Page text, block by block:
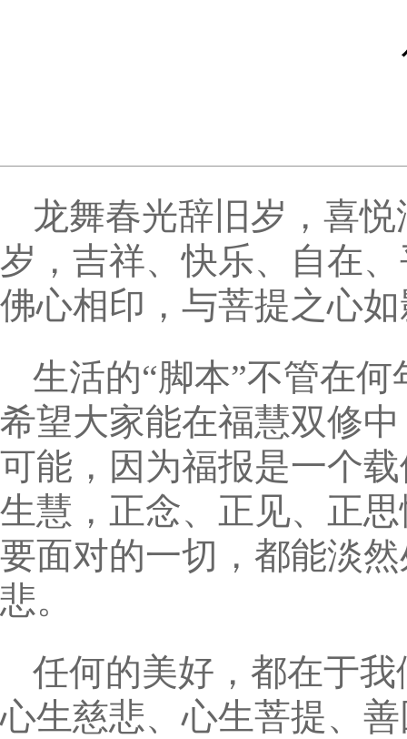
龙舞春光辞旧岁，喜
岁，吉祥、快乐、自在
佛心相印，与菩提之心
生活的“脚本”不管在
希望大家能在福慧双修
可能，因为福报是一个
生慧，正念、正见、正
要面对的一切，都能淡
悲。
任何的美好，都在于
心生慈悲、心生菩提、